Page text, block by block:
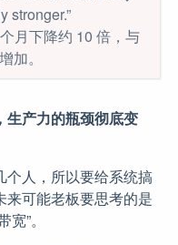
stronger.”
月下降约 10 倍，与
加。
生产力的瓶颈彻底变
个人，所以要给系统搞
可能老板要思考的是
”。